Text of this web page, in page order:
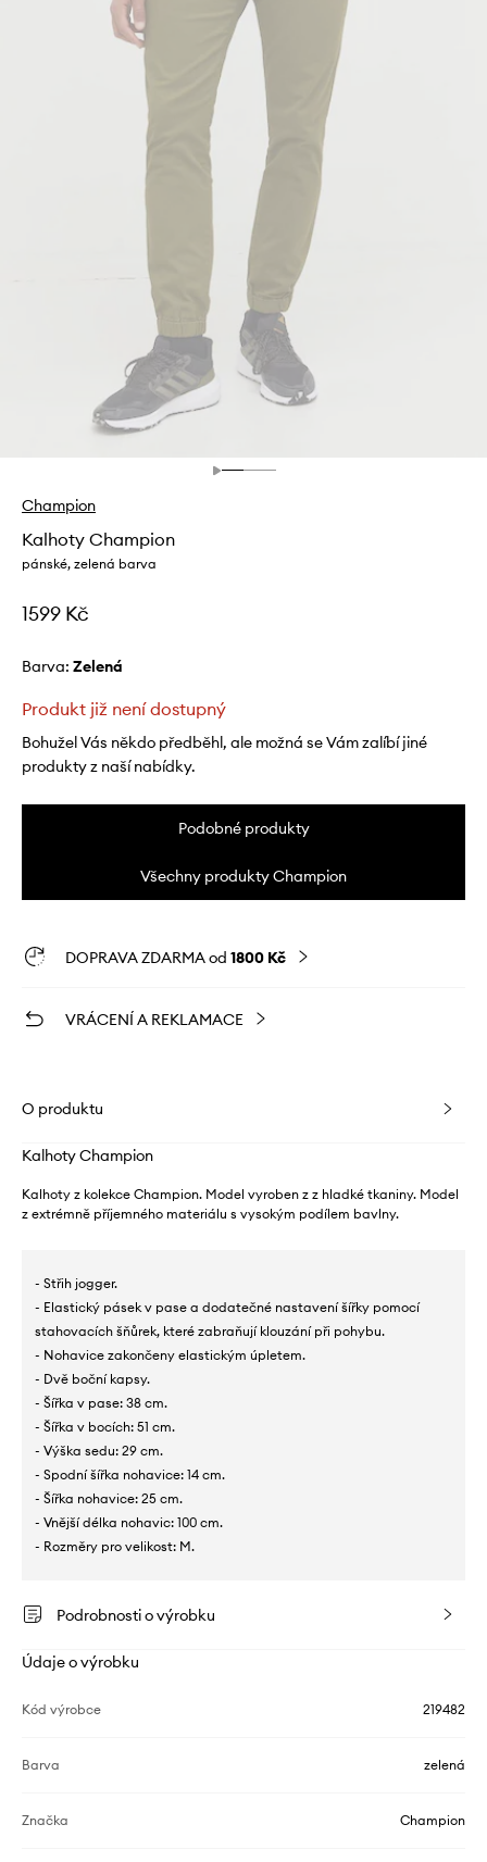
Champion
Kalhoty Champion
pánské, zelená barva
1599 Kč
Barva: zelená
Produkt již není dostupný
Bohužel Vás někdo předběhl, ale možná se Vám zalíbí jiné
produkty z naší nabídky.
Podobné produkty
Všechny produkty Champion
DOPRAVA ZDARMA od 1800 Kč
VRÁCENÍ A REKLAMACE
O produktu
Kalhoty Champion
Kalhoty z kolekce Champion. Model vyroben z z hladké tkaniny. Model
z extrémně příjemného materiálu s vysokým podílem bavlny.
- Střih jogger.
- Elastický pásek v pase a dodatečné nastavení šířky pomocí
stahovacích šňůrek, které zabraňují klouzání při pohybu.
- Nohavice zakončeny elastickým úpletem.
- Dvě boční kapsy.
- Šířka v pase: 38 cm.
- Šířka v bocích: 51 cm.
- Výška sedu: 29 cm.
- Spodní šířka nohavice: 14 cm.
- Šířka nohavice: 25 cm.
- Vnější délka nohavic: 100 cm.
- Rozměry pro velikost: M.
Podrobnosti o výrobku
Údaje o výrobku
Kód výrobce 219482
Barva zelená
Značka Champion